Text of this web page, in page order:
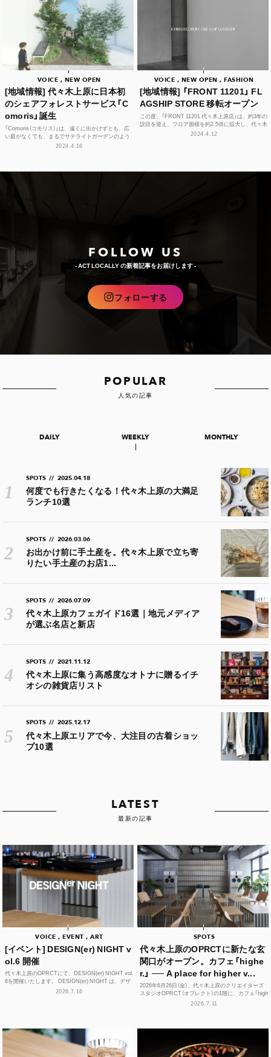
VOICE , NEW OPEN
[地域情報] 代々木上原に日本初
のシェアフォレストサービス「C
omoris」誕生
「Comoris（コモリス）」は、遠くに出かけずとも、広
い庭がなくても、まるでサテライトガーデンのよう
に、気軽に自然とふれあうことのできる「ご近所シェ
2024.4.16
VOICE , NEW OPEN , FASHION
[地域情報] 「FRONT 11201」 FL
AGSHIP STORE 移転オープン
この度、「FRONT 11201 代々木上原店」は、約3年の
説目を迎え、フロア面積を約2.5倍に拡大し、代々木
八幡エリアに4月13日(土)移転オープンい...
2024.4.12
FOLLOW US
- ACT LOCALLY の新着記事をお届けします -
フォローする
POPULAR
人気の記事
DAILY WEEKLY MONTHLY
SPOTS // 2025.04.18
何度でも行きたくなる！代々木上原の大満足
ランチ10選
SPOTS // 2026.03.06
お出かけ前に手土産を。代々木上原で立ち寄
りたい手土産のお店1...
SPOTS // 2026.07.09
代々木上原カフェガイド16選｜地元メディア
が選ぶ名店と新店
SPOTS // 2021.11.12
代々木上原に集う高感度なオトナに贈るイチ
オシの雑貨店リスト
SPOTS // 2025.12.17
代々木上原エリアで今、大注目の古着ショッ
プ10選
LATEST
最新の記事
VOICE , EVENT , ART
[イベント] DESIGN(er) NIGHT v
ol.6 開催
代々木上原のOPRCTにて、DESIGN(er) NIGHT vol.
6を開催いたします。 DESIGN(er) NIGHT は、デザ
イナー、デザインに...2026.7.16
SPOTS
代々木上原のOPRCTに新たな玄
関口がオープン。カフェ「highe
r.」 ── A place for higher v...
2026年6月26日（金）、代々木上原のクリエイターズ
スタジオOPRCT（オプレクト）の1階に、カフェ「high
er.」（ハイアー）がグランドオープンし...
2026.7.11